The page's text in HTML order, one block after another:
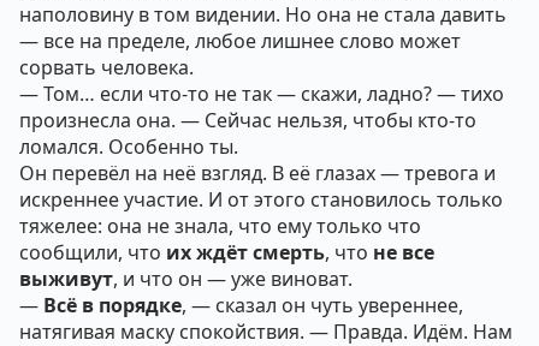
наполовину в том видении. Но она не стала давить
— все на пределе, любое лишнее слово может
сорвать человека.
— Том… если что-то не так — скажи, ладно? — тихо
произнесла она. — Сейчас нельзя, чтобы кто-то
ломался. Особенно ты.
Он перевёл на неё взгляд. В её глазах — тревога и
искреннее участие. И от этого становилось только
тяжелее: она не знала, что ему только что
сообщили, что их ждёт смерть, что не все
выживут, и что он — уже виноват.
— Всё в порядке, — сказал он чуть увереннее,
натягивая маску спокойствия. — Правда. Идём. Нам